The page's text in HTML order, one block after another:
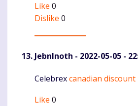
Like 0
Dislike 0
JebnInoth - 2022-05-05 -
Komentaras
Celebrexcanadian
Like 0